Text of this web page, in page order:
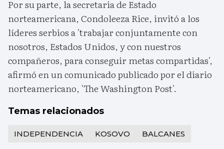
Por su parte, la secretaria de Estado
norteamericana, Condoleeza Rice, invitó a los
líderes serbios a 'trabajar conjuntamente con
nosotros, Estados Unidos, y con nuestros
compañeros, para conseguir metas compartidas',
afirmó en un comunicado publicado por el diario
norteamericano, 'The Washington Post'.
Temas relacionados
INDEPENDENCIA KOSOVO BALCANES